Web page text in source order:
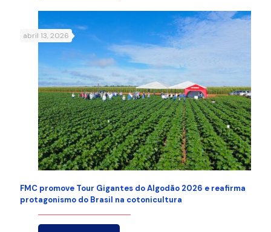
abril 13, 2026
FMC promove Tour Gigantes do Algodão 2026 e reafirma
protagonismo do Brasil na cotonicultura